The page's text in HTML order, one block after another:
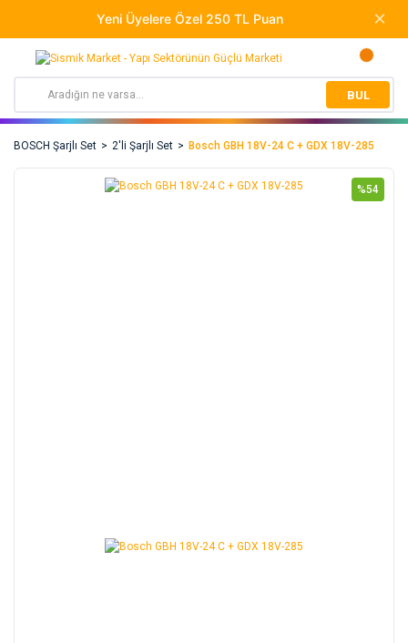
BUL
BOSCH Şarjlı Set 2'li Şarjlı Set Bosch GBH 18V-24 C + GDX 18V-285
%54